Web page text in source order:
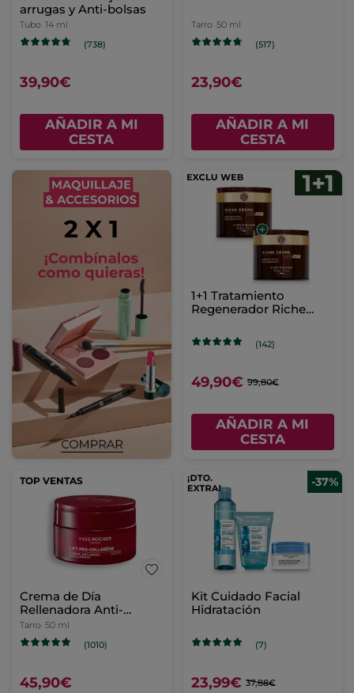
arrugas y Anti-bolsas
Tubo 14 ml
(738)
39,90€
AÑADIR A MI
CESTA
Tarro 50 ml
(517)
23,90€
AÑADIR A MI
CESTA
1+1 Tratamiento
Regenerador Riche
(142)
49,90€ 99,80€
AÑADIR A MI
CESTA
TOP VENTAS
Crema de Día
Rellenadora Anti-
Arrugas
Tarro 50 ml
(1010)
45,90€
-37%
Kit Cuidado Facial
Hidratación
(7)
23,99€ 37,88€